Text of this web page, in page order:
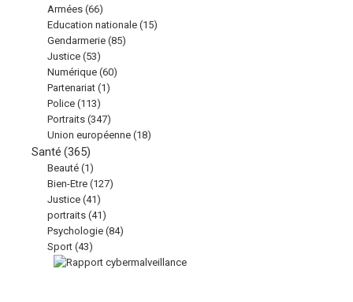
Armées (66)
Education nationale (15)
Gendarmerie (85)
Justice (53)
Numérique (60)
Partenariat (1)
Police (113)
Portraits (347)
Union européenne (18)
Santé (365)
Beauté (1)
Bien-Etre (127)
Justice (41)
portraits (41)
Psychologie (84)
Sport (43)